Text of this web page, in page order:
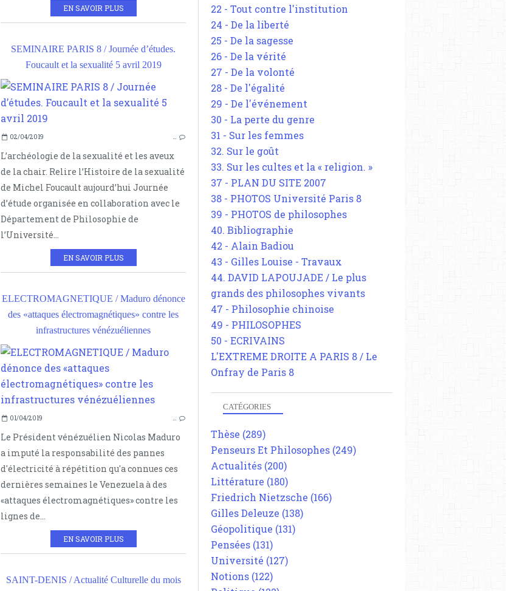
EN SAVOIR PLUS
ACHILLE MBEMBE
YALA KISUKIDI
ERIC FASSIN
SEMINAIRE PARIS 8 / Journée d’études.
Foucault et la sexualité 5 avril 2019
INFOS PARIS 8
MICHEL FOUCAULT
02/04/2019 …
L’archéologie de la sexualité et les aveux
de la chair. Relire l’Histoire de la sexualité
de Michel Foucault aujourd’hui Journée
d’étude organisée en collaboration avec le
Département de Philosophie de
l’Université...
EN SAVOIR PLUS
SÉMINAIRE
INFOS PARIS 8
MICHEL FOUCAULT
ELECTROMAGNETIQUE / Maduro dénonce
des «attaques électromagnétiques» contre les
infrastructures vénézuéliennes
01/04/2019 …
Le Président vénézuélien Nicolas Maduro
a imputé la responsabilité des pannes
d'électricité à répétition qu'a connues ces
dernières semaines le Venezuela à des
«attaques électromagnétiques» contre les
lignes de...
EN SAVOIR PLUS
SAINT-DENIS / Actualité Culturelle du mois
22 - Tout contre l'institution
24 - De la liberté
25 - De la sagesse
26 - De la vérité
27 - De la volonté
28 - De l'égalité
29 - De l'événement
30 - La perte du genre
31 - Sur les femmes
32. Sur le goût
33. Sur les cultes et la « religion. »
37 - PLAN DU SITE 2007
38 - PHOTOS Université Paris 8
39 - PHOTOS de philosophes
40. Bibliographie
42 - Alain Badiou
43 - Gilles Louise - Travaux
44. DAVID LAPOUJADE / Le plus
grands des philosophes vivants
47 - Philosophie chinoise
49 - PHILOSOPHES
50 - ECRIVAINS
L'EXTREME DROITE A PARIS 8 / Le
Onfray de Paris 8
CATÉGORIES
Thèse (289)
Penseurs Et Philosophes (249)
Actualités (200)
Littérature (180)
Friedrich Nietzsche (166)
Gilles Deleuze (138)
Géopolitique (131)
Pensées (131)
Université (127)
Notions (122)